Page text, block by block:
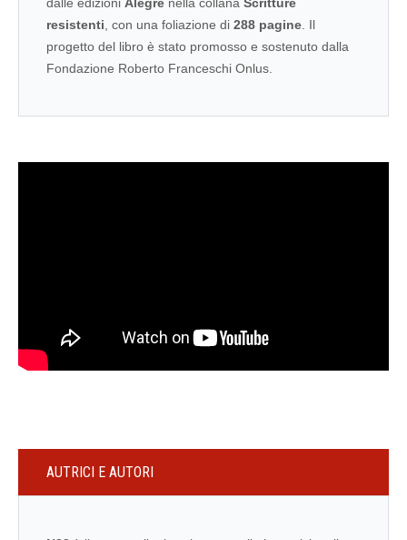
resistenti , con una foliazione di288 pagine . Il
progetto del libro è stato promosso e sostenuto dalla
Fondazione Roberto Franceschi Onlus.
AUTRICI E AUTORI